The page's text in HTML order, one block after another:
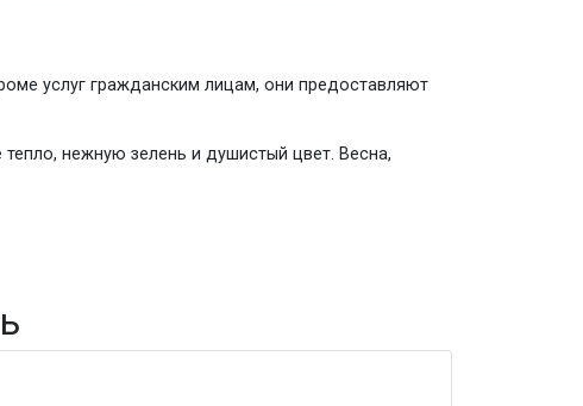
услуг гражданским лицам, они предоставляют
нежную зелень и душистый цвет. Весна,